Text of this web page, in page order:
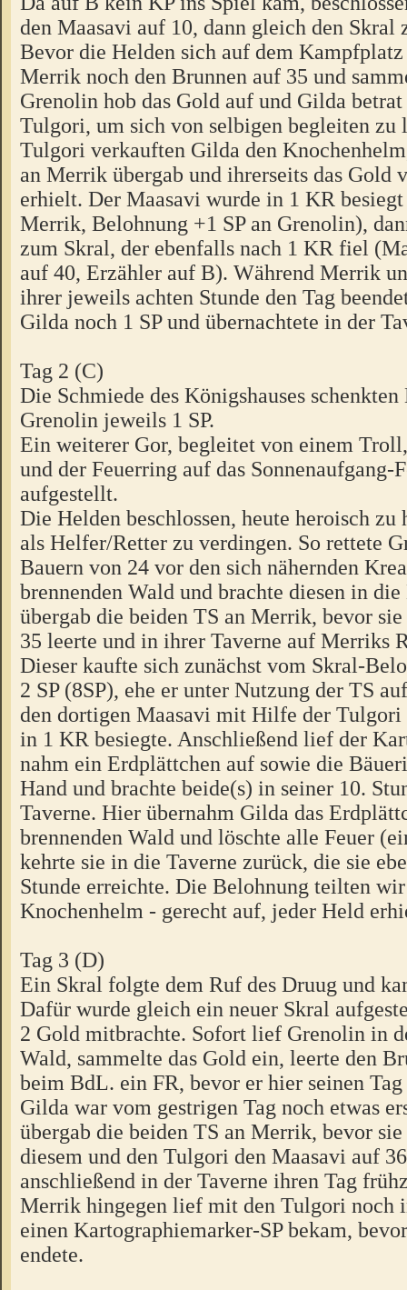
den Maasavi auf 10, dann gleich den Skral
Bevor die Helden sich auf dem
Merrik noch den Brunnen auf 35 und
Grenolin hob das Gold auf und Gilda betrat
Tulgori, um sich von selbigen begleiten zu
Tulgori verkauften Gilda den
an Merrik übergab und ihrerseits das Gold
erhielt. Der Maasavi wurde in 1 KR
Merrik, Belohnung +1 SP an Grenolin),
zum Skral, der ebenfalls nach 1 KR fiel
auf 40, Erzähler auf B). Während Merrik
ihrer jeweils achten Stunde den Tag
Gilda noch 1 SP und übernachtete in der
Tag 2 (C)
Die Schmiede des Königshauses
Grenolin jeweils 1 SP.
Ein weiterer Gor, begleitet von einem
und der Feuerring auf das Sonnenaufgang-
aufgestellt.
Die Helden beschlossen, heute heroisch zu
als Helfer/Retter zu verdingen. So rettete
Bauern von 24 vor den sich nähernden
brennenden Wald und brachte diesen in
übergab die beiden TS an Merrik, bevor
35 leerte und in ihrer Taverne auf Merriks
Dieser kaufte sich zunächst vom Skral-
2 SP (8SP), ehe er unter Nutzung der TS
den dortigen Maasavi mit Hilfe der Tulgori
in 1 KR besiegte. Anschließend lief der
nahm ein Erdplättchen auf sowie die
Hand und brachte beide(s) in seiner 10.
Taverne. Hier übernahm Gilda das
brennenden Wald und löschte alle Feuer
kehrte sie in die Taverne zurück, die sie
Stunde erreichte. Die Belohnung teilten
Knochenhelm - gerecht auf, jeder Held
Tag 3 (D)
Ein Skral folgte dem Ruf des Druug und
Dafür wurde gleich ein neuer Skral
2 Gold mitbrachte. Sofort lief Grenolin in
Wald, sammelte das Gold ein, leerte den
beim BdL. ein FR, bevor er hier seinen Tag
Gilda war vom gestrigen Tag noch etwas
übergab die beiden TS an Merrik, bevor
diesem und den Tulgori den Maasavi auf
anschließend in der Taverne ihren Tag
Merrik hingegen lief mit den Tulgori noch
einen Kartographiemarker-SP bekam,
endete.